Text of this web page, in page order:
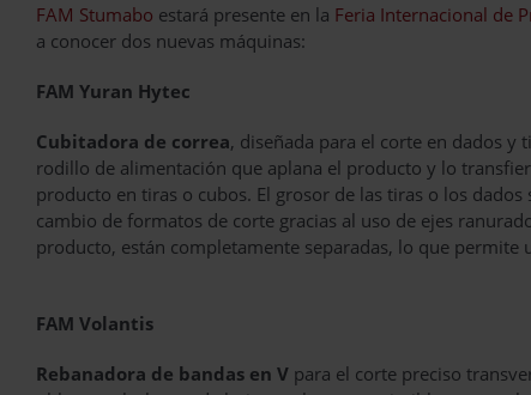
FAM Stumabo estará presente en la Feria Internacional de
a conocer dos nuevas máquinas:
FAM Yuran Hytec
Cubitadora de correa, diseñada para el corte en dados y
rodillo de alimentación que aplana el producto y lo
producto en tiras o cubos. El grosor de las tiras o los
cambio de formatos de corte gracias al uso de ejes
producto, están completamente separadas, lo que permite
FAM Volantis
Rebanadora de bandas en V para el corte preciso